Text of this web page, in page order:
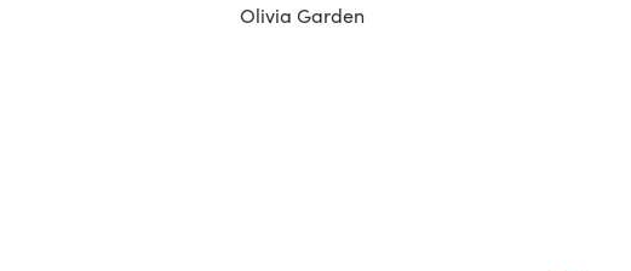
Olivia Garden